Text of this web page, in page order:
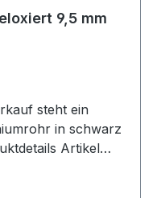
9,5 mm
steht ein
in schwarz
Artikel